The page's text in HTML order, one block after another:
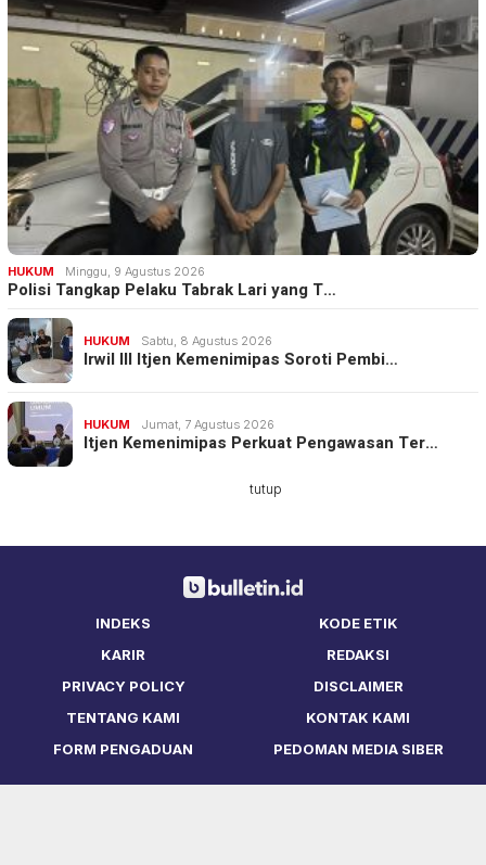
HUKUM Minggu, 9 Agustus 2026
Polisi Tangkap Pelaku Tabrak Lari yang T…
HUKUM Sabtu, 8 Agustus 2026
Irwil III Itjen Kemenimipas Soroti Pembi…
HUKUM Jumat, 7 Agustus 2026
Itjen Kemenimipas Perkuat Pengawasan Ter…
INDEKS
KODE ETIK
KARIR
REDAKSI
PRIVACY POLICY
DISCLAIMER
TENTANG KAMI
KONTAK KAMI
FORM PENGADUAN
PEDOMAN MEDIA SIBER
tutup